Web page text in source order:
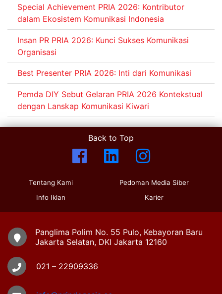
Special Achievement PRIA 2026: Kontributor
dalam Ekosistem Komunikasi Indonesia
Insan PR PRIA 2026: Kunci Sukses Komunikasi
Organisasi
Best Presenter PRIA 2026: Inti dari Komunikasi
Pemda DIY Sebut Gelaran PRIA 2026 Kontekstual
dengan Lanskap Komunikasi Kiwari
Back to Top
Tentang Kami
Info Iklan
Pedoman Media Siber
Karier
Panglima Polim No. 55 Pulo, Kebayoran Baru
Jakarta Selatan, DKI Jakarta 12160
021 – 22909336